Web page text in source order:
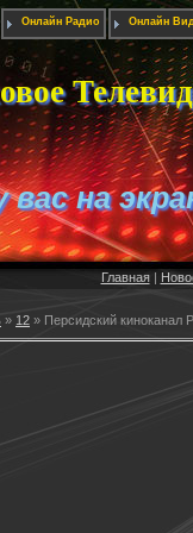
Онлайн Радио Онлайн
вас на
Главная|
» 12 » Персидский киноканал